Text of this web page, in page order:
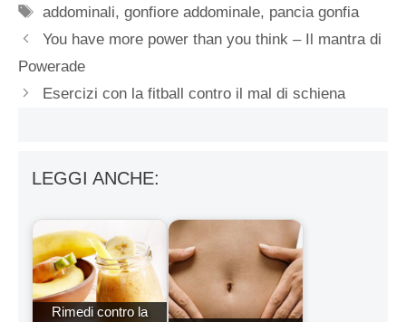
Tag
addominali,gonfiore addominale, pancia gonfia
You have more power than you think – Il mantra di
Powerade
Esercizi con la fitball contro il mal di schiena
LEGGI ANCHE:
Rimedi contro la